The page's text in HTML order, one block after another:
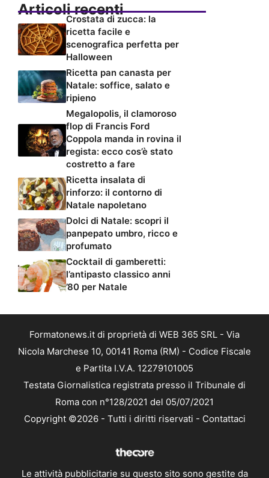
Articoli recenti
Crostata di zucca: la
ricetta facile e
scenografica perfetta per
Halloween
Ricetta pan canasta per
Natale: soffice, salato e
ripieno
Megalopolis, il clamoroso
flop di Francis Ford
Coppola manda in rovina il
regista: ecco cos’è stato
costretto a fare
Ricetta insalata di
rinforzo: il contorno di
Natale napoletano
Dolci di Natale: scopri il
panpepato umbro, ricco e
profumato
Cocktail di gamberetti:
l’antipasto classico anni
’80 per Natale
Formatonews.it di proprietà di WEB 365 SRL - Via
Nicola Marchese 10, 00141 Roma (RM) - Codice Fiscale
e Partita I.V.A. 12279101005
Testata Giornalistica registrata presso il Tribunale di
Roma con n°128/2021 del 05/07/2021
Copyright ©2026 - Tutti i diritti riservati - Contattaci
Le attività pubblicitarie su questo sito sono gestite da